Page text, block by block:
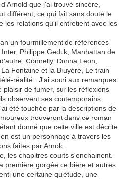
que j'ai trouvé sincère,
différent, ce qui fait sans doute le
les relations qu'il entretient avec les
un fourmillement de références
Philippe Geduk, Manhattan de
Connelly, Donna Leon,
Fontaine et la Bruyère, Le train
réalité . J'ai souri aux remarques
plaisir de fumer, sur les réflexions
observent ses contemporains.
été touchée par la descriptions de
trouveront dans ce roman
donné que cette ville est décrite
est un personnage à travers les
faites par Arnold.
les chapitres courts s'enchainent.
première gorgée de bière et autres
une certaine quiétude, une